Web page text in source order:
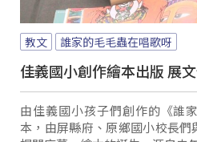
教文 誰家的毛毛蟲在唱歌呀
佳義國小創作繪本出版 展
由佳義國小孩子們創作的《誰
本，由屏縣府、原鄉國小校長